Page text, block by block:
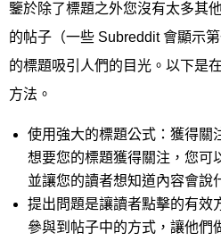
鑒於除了標題之外您沒有太多其
的帖子（一些 Subreddit 會顯示
的標題吸引人們的目光。以下是
方法。
使用強大的標題公式：獲得關
想要您的標題獲得關注，您可
並讓您的讀者想知道內容會說
提出問題是讓讀者點擊的有效
參與到帖子中的方式，讓他們